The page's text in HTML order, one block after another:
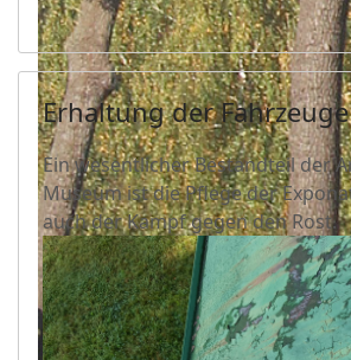
Erhaltung der Fahrzeuge
Ein wesentlicher Bestandteil der
Museum ist die Pflege der
auch der Kampf gegen den Rost.